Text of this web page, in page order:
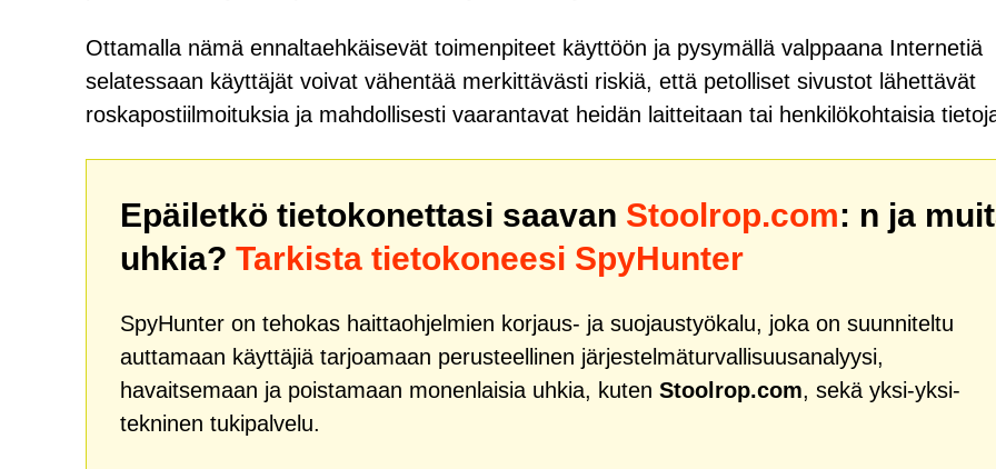
Ottamalla nämä ennaltaehkäisevät toimenpiteet käyttöön ja pysymällä valppaana Internetiä
selatessaan käyttäjät voivat vähentää merkittävästi riskiä, että petolliset sivustot lähettävät
roskapostiilmoituksia ja mahdollisesti vaarantavat heidän laitteitaan tai henkilökohtaisia
Epäiletkö tietokonettasi saavan Stoolrop.com: n ja
uhkia? Tarkista tietokoneesi SpyHunter
SpyHunter on tehokas haittaohjelmien korjaus- ja suojaustyökalu, joka on suunniteltu
auttamaan käyttäjiä tarjoamaan perusteellinen järjestelmäturvallisuusanalyysi,
havaitsemaan ja poistamaan monenlaisia uhkia, kuten Stoolrop.com, sekä yksi-yksi-
tekninen tukipalvelu.